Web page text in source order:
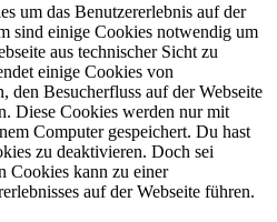
um das Benutzererlebnis auf der
sind einige Cookies notwendig um
aus technischer Sicht zu
einige Cookies von
den Besucherfluss auf der Webseite
Diese Cookies werden nur mit
Computer gespeichert. Du hast
zu deaktivieren. Doch sei
Cookies kann zu einer
auf der Webseite führen.